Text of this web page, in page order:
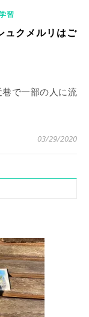
習
ュクメルリはご
03/29/2020